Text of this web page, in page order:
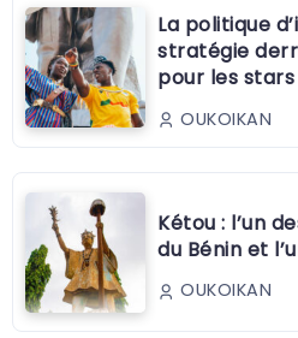
La politique
stratégie
pour les
OUKOIKAN
Kétou : l’un
du Bénin et
OUKOIKAN